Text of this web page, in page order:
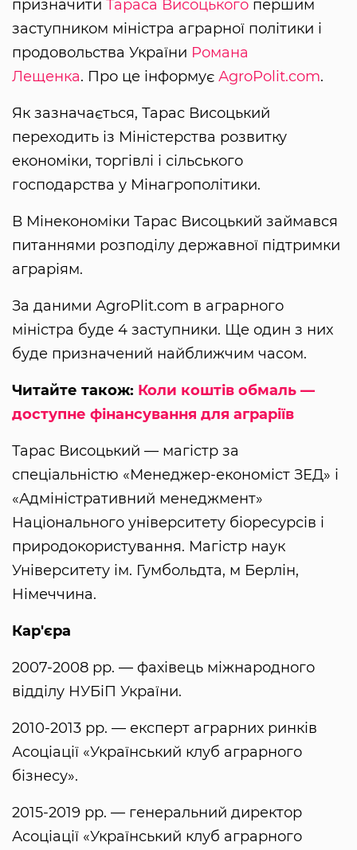
призначити Тараса Висоцького першим
заступником міністра аграрної політики і
продовольства України Романа
Лещенка. Про це інформує АgroРolit.com.
Як зазначається, Тарас Висоцький
переходить із Міністерства розвитку
економіки, торгівлі і сільського
господарства у Мінагрополітики.
В Мінекономіки Тарас Висоцький займався
питаннями розподілу державної підтримки
аграріям.
За даними АgroРlit.com в аграрного
міністра буде 4 заступники. Ще один з них
буде призначений найближчим часом.
Читайте також: Коли коштів обмаль —
доступне фінансування для аграріїв
Тарас Висоцький — магістр за
спеціальністю «Менеджер-економіст ЗЕД» і
«Адміністративний менеджмент»
Національного університету біоресурсів і
природокористування. Магістр наук
Університету ім. Гумбольдта, м Берлін,
Німеччина.
Кар'єра
2007-2008 рр. — фахівець міжнародного
відділу НУБіП України.
2010-2013 рр. — експерт аграрних ринків
Асоціації «Український клуб аграрного
бізнесу».
2015-2019 рр. — генеральний директор
Асоціації «Український клуб аграрного